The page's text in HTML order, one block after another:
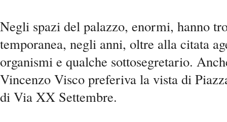
Negli spazi del palazzo, enormi, hanno
temporanea, negli anni, oltre alla citata
organismi e qualche sottosegretario.
Vincenzo Visco preferiva la vista di
di Via XX Settembre.